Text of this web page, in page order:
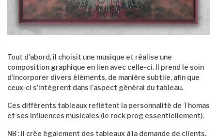
Tout d’abord, il choisit une musique et réalise une
composition graphique en lien avec celle-ci. Il prend le soin
d’incorporer divers éléments, de manière subtile, afin que
ceux-ci s’intègrent dans l’aspect général du tableau.
Ces différents tableaux reflètent la personnalité de Thomas
et ses influences musicales (le rock prog essentiellement).
NB : il crée également des tableaux à la demande de clients.